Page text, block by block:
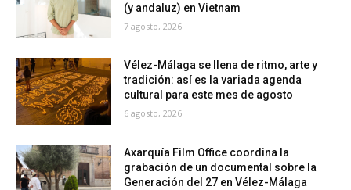
(y andaluz) en Vietnam
7 agosto, 2026
Vélez-Málaga se llena de ritmo, arte y
tradición: así es la variada agenda
cultural para este mes de agosto
6 agosto, 2026
Axarquía Film Office coordina la
grabación de un documental sobre la
Generación del 27 en Vélez-Málaga